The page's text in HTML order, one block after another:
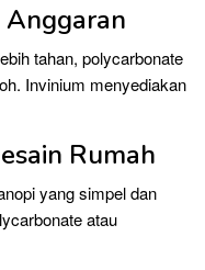
Anggaran
tahan, polycarbonate
Invinium menyediakan
Rumah
yang simpel dan
atau